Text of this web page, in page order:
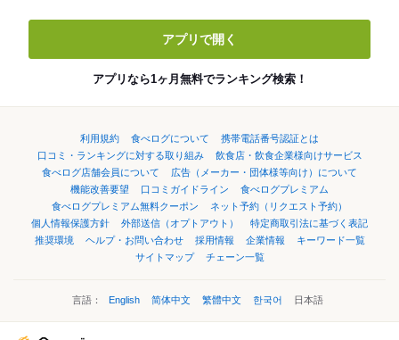
アプリで開く
アプリなら1ヶ月無料でランキング検索！
利用規約 食べログについて
携帯電話番号認証とは
口コミ・ランキングに対する取り組み
飲食店・飲食企業様向けサービス
食べログ店舗会員について
広告（メーカー・団体様等向け）について
機能改善要望
口コミガイドライン
食べログプレミアム
食べログプレミアム無料クーポン
ネット予約（リクエスト予約）
個人情報保護方針
外部送信（オプトアウト）
特定商取引法に基づく表記
推奨環境
ヘルプ・お問い合わせ 採用情報 企業情報
キーワード一覧
サイトマップ
チェーン一覧
言語： English 简体中文 繁體中文 한국어 日本語